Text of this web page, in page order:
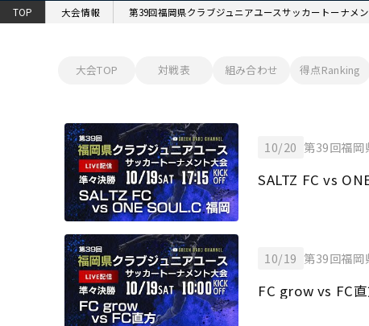
TOP 大会情報 第39回福岡県クラブジュニアユースサッカートーナメ
大会TOP 対戦表 組み合わせ 得点Ranking
10/20 第39回福岡
SALTZ FC vs
10/19 第39回福岡
FC grow vs FC